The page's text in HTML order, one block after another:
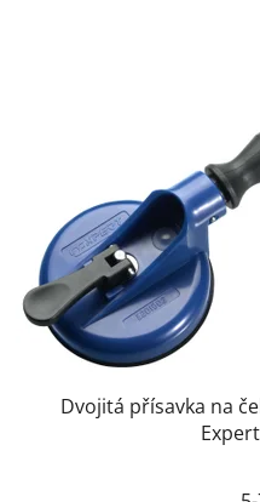
Dvojitá přísavka na